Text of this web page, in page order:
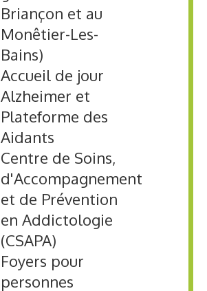
Briançon et au
Monêtier-Les-
Bains)
Accueil de jour
Alzheimer et
Plateforme des
Aidants
Centre de Soins,
d'Accompagnement
et de Prévention
en Addictologie
(CSAPA)
Foyers pour
personnes